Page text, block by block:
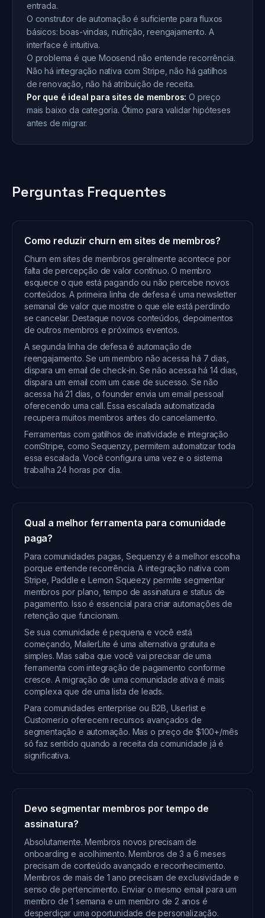
entrada.
O construtor de automação é suficiente para fluxos
básicos: boas-vindas, nutrição, reengajamento. A
interface é intuitiva.
O problema é que Moosend não entende recorrência.
Não há integração nativa com Stripe, não há gatilhos
de renovação, não há atribuição de receita.
Por que é ideal para sites de membros: O preço
mais baixo da categoria. Ótimo para validar hipóteses
antes de migrar.
Perguntas Frequentes
Como reduzir churn em sites de membros?
Churn em sites de membros geralmente acontece por
falta de percepção de valor contínuo. O membro
esquece o que está pagando ou não percebe novos
conteúdos. A primeira linha de defesa é uma newsletter
semanal de valor que mostre o que ele está perdindo
se cancelar. Destaque novos conteúdos, depoimentos
de outros membros e próximos eventos.
A segunda linha de defesa é automação de
reengajamento. Se um membro não acessa há 7 dias,
dispara um email de check-in. Se não acessa há 14 dias,
dispara um email com um case de sucesso. Se não
acessa há 21 dias, o founder envia um email pessoal
oferecendo uma call. Essa escalada automatizada
recupera muitos membros antes do cancelamento.
Ferramentas com gatilhos de inatividade e integração
comStripe, como Sequenzy, permitem automatizar toda
essa escalada. Você configura uma vez e o sistema
trabalha 24 horas por dia.
Qual a melhor ferramenta para comunidade
paga?
Para comunidades pagas, Sequenzy é a melhor escolha
porque entende recorrência. A integração nativa com
Stripe, Paddle e Lemon Squeezy permite segmentar
membros por plano, tempo de assinatura e status de
pagamento. Isso é essencial para criar automações de
retenção que funcionam.
Se sua comunidade é pequena e você está
começando, MailerLite é uma alternativa gratuita e
simples. Mas saiba que você vai precisar de uma
ferramenta com integração de pagamento conforme
cresce. A migração de uma comunidade ativa é mais
complexa que de uma lista de leads.
Para comunidades enterprise ou B2B, Userlist e
Customer.io oferecem recursos avançados de
segmentação e automação. Mas o preço de $100+/mês
só faz sentido quando a receita da comunidade já é
significativa.
Devo segmentar membros por tempo de
assinatura?
Absolutamente. Membros novos precisam de
onboarding e acolhimento. Membros de 3 a 6 meses
precisam de conteúdo avançado e reconhecimento.
Membros de mais de 1 ano precisam de exclusividade e
senso de pertencimento. Enviar o mesmo email para um
membro de 1 semana e um membro de 2 anos é
desperdiçar uma oportunidade de personalização.